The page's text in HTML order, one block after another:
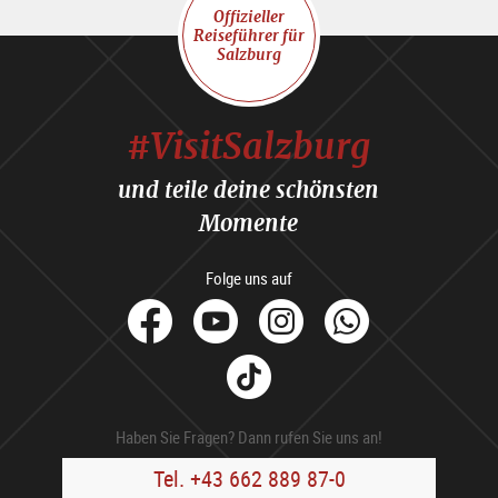
Offizieller
Reiseführer für
Salzburg
#VisitSalzburg
und teile deine schönsten
Momente
Folge uns auf
facebook
YoutubeInstagram
Tik
Tok
Haben Sie Fragen? Dann rufen Sie uns an!
Tel. +43 662 889 87-0